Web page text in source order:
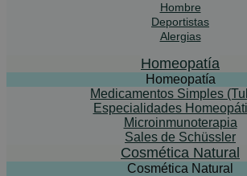
Hombre
Deportistas
Alergias
Homeopatía
Homeopatía
Medicamentos Simples
Especialidades
Microinmunoterapia
Sales de Schüssler
Cosmética Natural
Cosmética Natural